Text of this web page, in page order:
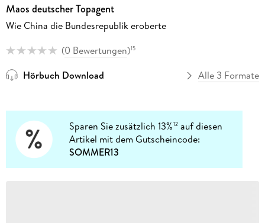
Maos deutscher Topagent
Wie China die Bundesrepublik eroberte
(0 Bewertungen)15
Hörbuch Download Alle 3 Formate
Sparen Sie zusätzlich 13%12 auf diesen
Artikel mit dem Gutscheincode:
SOMMER13